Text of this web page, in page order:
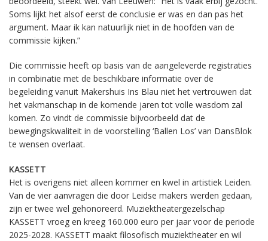
Soms lijkt het alsof eerst de conclusie er was en dan pas het
argument. Maar ik kan natuurlijk niet in de hoofden van de
commissie kijken.”
Die commissie heeft op basis van de aangeleverde registraties
in combinatie met de beschikbare informatie over de
begeleiding vanuit Makershuis Ins Blau niet het vertrouwen dat
het vakmanschap in de komende jaren tot volle wasdom zal
komen. Zo vindt de commissie bijvoorbeeld dat de
bewegingskwaliteit in de voorstelling ‘Ballen Los’ van DansBlok
te wensen overlaat.
KASSETT
Het is overigens niet alleen kommer en kwel in artistiek Leiden.
Van de vier aanvragen die door Leidse makers werden gedaan,
zijn er twee wel gehonoreerd. Muziektheatergezelschap
KASSETT vroeg en kreeg 160.000 euro per jaar voor de periode
2025-2028. KASSETT maakt filosofisch muziektheater en wil